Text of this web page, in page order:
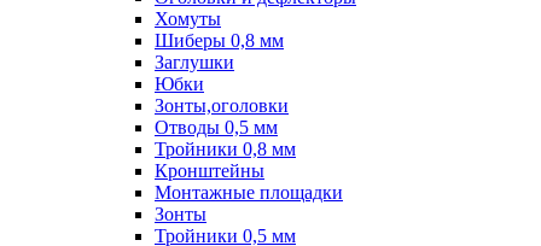
Хомуты
Шиберы 0,8 мм
Заглушки
Юбки
Зонты,оголовки
Отводы 0,5 мм
Тройники 0,8 мм
Кронштейны
Монтажные площадки
Зонты
Тройники 0,5 мм